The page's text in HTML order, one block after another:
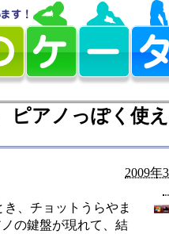
ピアノっぽく使
2009年
、チョットうらやま
の鍵盤が現れて、結